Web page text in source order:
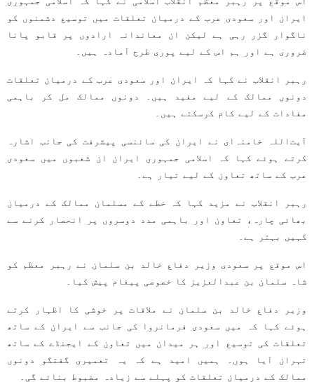
ایران اور سعودی عرب کے درمیان تعلقات میں توسیع دشمنوں کو
ناگوار گزر رہی ہے لیکن ان معاندانہ ارادوں پر قابو پانا
ضروری ہے اور ہم اس کے لیے پوری طرح آمادہ ہیں۔
رہبر انقلاب نے کہا کہ ایران اور سعودی عرب کے درمیان تعلقات
دونوں ممالک کے لیے مفید ہیں۔ دونوں ممالک مل کر باہمی
مفادات کے لیے کام کرسکتے ہیں۔
آیت‌اللہ خامنہ‌ای نے ایران کی سائنسی پیشرفت کی جانب اشارہ
کرتے ہوئے کہا کہ اسلامی جمہوری ایران ان شعبوں میں سعودی
عرب کے ساتھ تعاون کے لیے تیار ہے۔
رہبر انقلاب نے مزید کہا کہ خطے کے مسلمان ممالک کے درمیان
بھائی چارہ، تعاون اور باہمی مدد دوسروں پر انحصار کرنے سے
کہیں بہتر ہے۔
اس موقع پر سعودی وزیر دفاع خالد بن سلمان نے رہبر معظم کو
شاہ سلمان بن عبدالعزیز کا خصوصی پیغام پیش کیا۔
وزیر دفاع خالد بن سلمان نے ملاقات پر خوشی کا اظہار کرتے
ہوئے کہا کہ میں سعودی فرمانروا کی جانب سے ایران کے ساتھ
تعلقات کی توسیع اور ہر میدان میں تعاون کے ایجنڈے کے ساتھ
تہران آیا ہوں۔ ہمیں امید ہے کہ یہ تعمیری گفتگو دونوں
ممالک کے درمیان تعلقات کو پہلے سے زیادہ مضبوط بنائے گی۔